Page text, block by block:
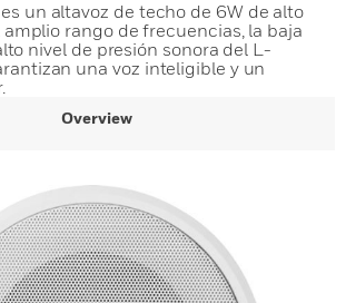
un altavoz de techo de 6W de alto
rango de frecuencias, la baja
nivel de presión sonora del L-
una voz inteligible y un
Overview